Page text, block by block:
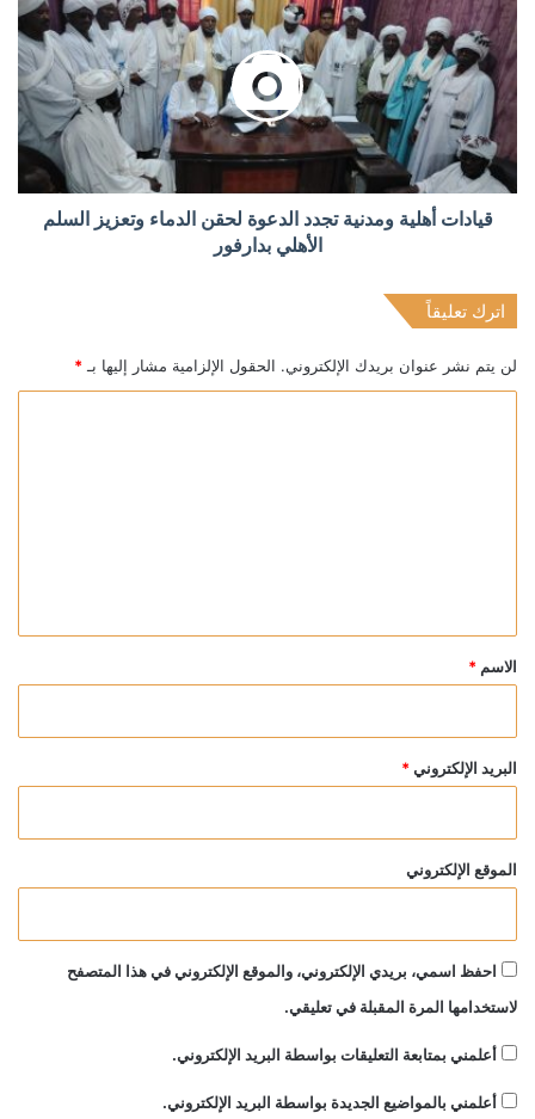
قيادات أهلية ومدنية تجدد الدعوة لحقن الدماء وتعزيز السلم
الأهلي بدارفور
اترك تعليقاً
لن يتم نشر عنوان بريدك الإلكتروني. الحقول الإلزامية مشار إليها بـ *
*
الاسم *
البريد الإلكتروني *
الموقع الإلكتروني
احفظ اسمي، بريدي الإلكتروني، والموقع الإلكتروني في هذا المتصفح
لاستخدامها المرة المقبلة في تعليقي.
أعلمني بمتابعة التعليقات بواسطة البريد الإلكتروني.
أعلمني بالمواضيع الجديدة بواسطة البريد الإلكتروني.